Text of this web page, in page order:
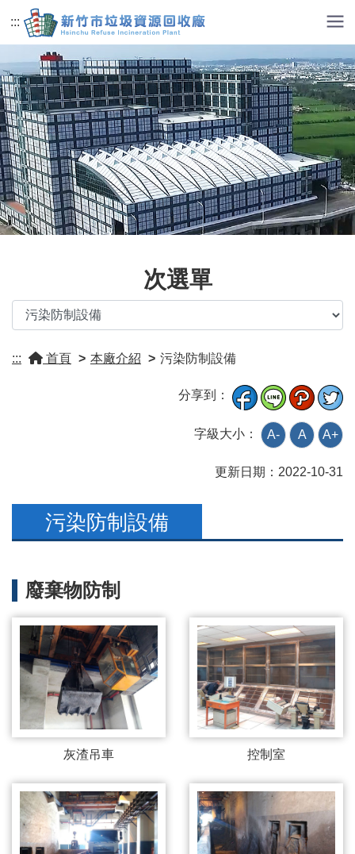
跳到主要內容
:::
次選單
::: 首頁 > 本廠介紹 > 污染防制設備
分享到：
字級大小： A- A A+
更新日期： 2022-10-31
污染防制設備
廢棄物防制
灰渣吊車 控制室